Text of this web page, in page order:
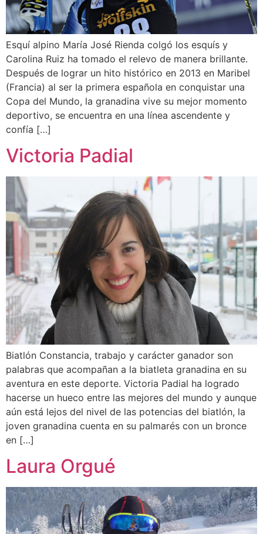
Esquí alpino María José Rienda colgó los esquís y
Carolina Ruiz ha tomado el relevo de manera brillante.
Después de lograr un hito histórico en 2013 en Maribel
(Francia) al ser la primera española en conquistar una
Copa del Mundo, la granadina vive su mejor momento
deportivo, se encuentra en una línea ascendente y
confía […]
Victoria Padial
Biatlón Constancia, trabajo y carácter ganador son
palabras que acompañan a la biatleta granadina en su
aventura en este deporte. Victoria Padial ha logrado
hacerse un hueco entre las mejores del mundo y aunque
aún está lejos del nivel de las potencias del biatlón, la
joven granadina cuenta en su palmarés con un bronce
en […]
Laura Orgué